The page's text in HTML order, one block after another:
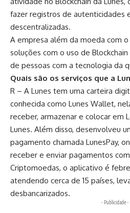
fazer registros de autenticidades
descentralizadas.
A empresa além da moeda com
soluções com o uso de
de pessoas com a tecnologia da
Quais são os serviços que a
R – A Lunes tem uma carteira
conhecida como Lunes Wallet,
receber, armazenar e colocar em
Lunes. Além disso, desenvolveu
pagamento chamada LunesPay,
receber e enviar pagamentos
Criptomoedas, o aplicativo é
atendendo cerca de 15 países,
desbancarizados.
- Publicidade -